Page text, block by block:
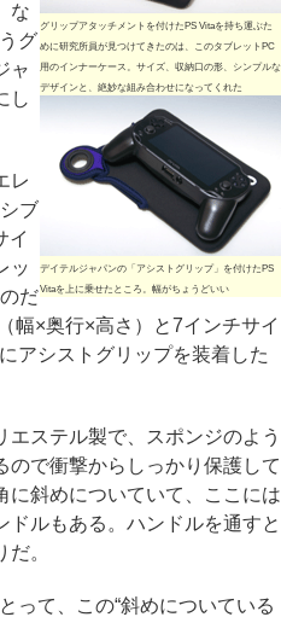
グリップアタッチメントを付けたPS Vitaを持ち運ぶた
めに研究所員が見つけてきたのは、このタブレットPC
用のインナーケース。サイズ、収納口の形、シンプルな
デザインと、絶妙な組み合わせになってくれた
デイテルジャパンの「アシストグリップ」を付けたPS
Vitaを上に乗せたところ。幅がちょうどいい
な
グ
ャ
し
レ
ブ
イ
ッ
だ
幅×奥行×高さ）と7インチサイ
アシストグリップを装着した
ステル製で、スポンジのよう
ので衝撃からしっかり保護して
に斜めについていて、ここには
ルもある。ハンドルを通すと
。
って、この“斜めについている